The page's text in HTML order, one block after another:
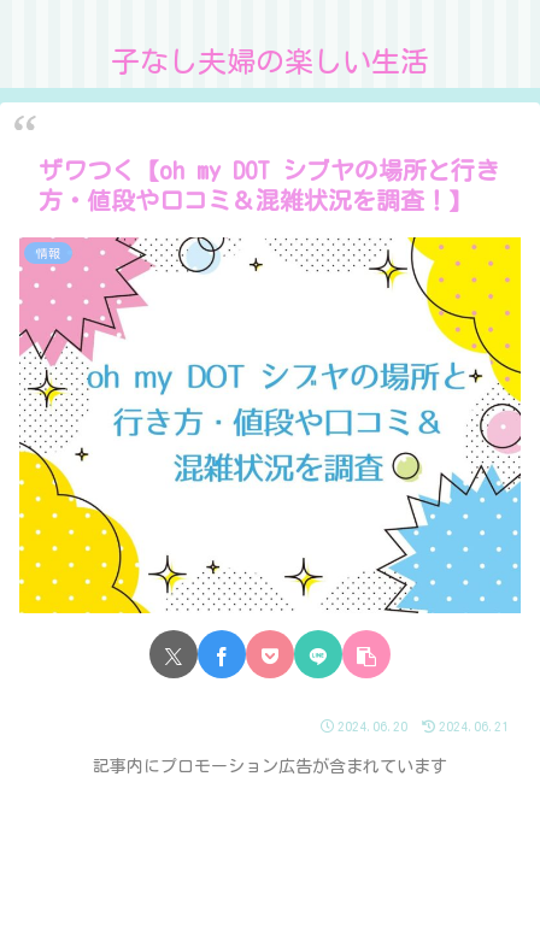
子なし夫婦の楽しい生活
ザワつく【oh my DOT シブヤの場所と行き
方・値段や口コミ＆混雑状況を調査！】
情報
2024.06.20 2024.06.21
記事内にプロモーション広告が含まれています